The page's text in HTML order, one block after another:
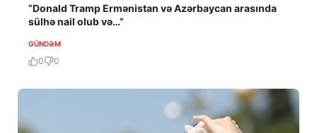
“Donald Tramp Ermənistan və Azərbaycan arasında
sülhə nail olub və…”
GÜNDƏM
0 0